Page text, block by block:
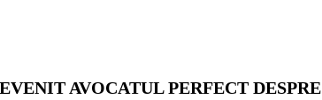
AVOCATUL PERFECT DESPRE